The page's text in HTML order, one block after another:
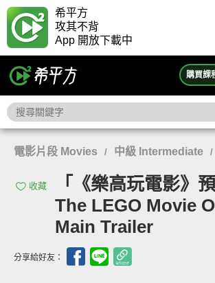
希平方
攻其不背
App 開放下載中
購買課
電影片段 Movies / 中級 Intermediate /
收藏
「《樂高玩電影》
The LEGO Movie
Main Trailer
分享給好友：